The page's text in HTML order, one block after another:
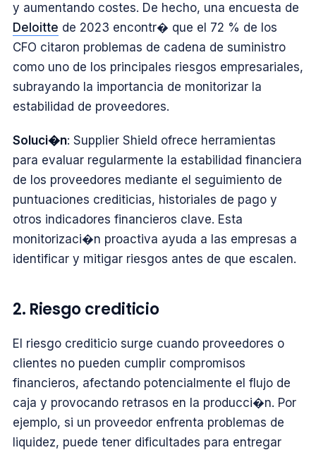
y aumentando costes. De hecho, una encuesta de
Deloitte de 2023 encontr� que el 72 % de los
CFO citaron problemas de cadena de suministro
como uno de los principales riesgos empresariales,
subrayando la importancia de monitorizar la
estabilidad de proveedores.
Soluci�n: Supplier Shield ofrece herramientas
para evaluar regularmente la estabilidad financiera
de los proveedores mediante el seguimiento de
puntuaciones crediticias, historiales de pago y
otros indicadores financieros clave. Esta
monitorizaci�n proactiva ayuda a las empresas a
identificar y mitigar riesgos antes de que escalen.
2. Riesgo crediticio
El riesgo crediticio surge cuando proveedores o
clientes no pueden cumplir compromisos
financieros, afectando potencialmente el flujo de
caja y provocando retrasos en la producci�n. Por
ejemplo, si un proveedor enfrenta problemas de
liquidez, puede tener dificultades para entregar